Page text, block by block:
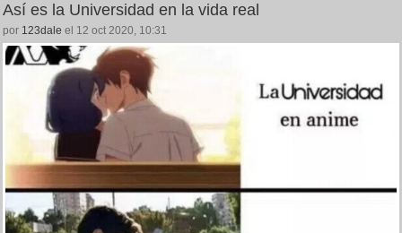
Así es la Universidad en la vida real
por 123dale el 12 oct 2020, 10:31